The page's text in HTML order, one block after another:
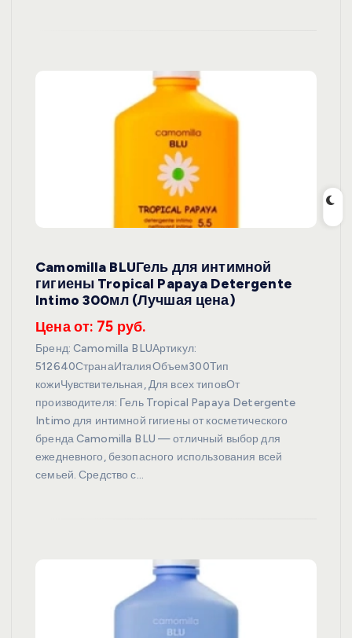
Camomilla BLUГель для интимной
гигиены Tropical Papaya Detergente
Intimo 300мл (Лучшая цена)
Цена от: 75 руб.
Бренд: Camomilla BLUАртикул:
512640СтранаИталияОбъем300Тип
кожиЧувствительная, Для всех типовОт
производителя: Гель Tropical Papaya Detergente
Intimo для интимной гигиены от косметического
бренда Camomilla BLU — отличный выбор для
ежедневного, безопасного использования всей
семьей. Средство с…